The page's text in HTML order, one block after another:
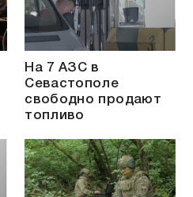
На 7 АЗС в
Севастополе
свободно продают
топливо